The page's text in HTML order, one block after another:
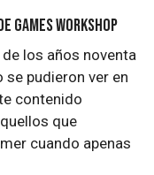
Games Workshop
los años noventa
pudieron ver en
contenido
que
cuando apenas